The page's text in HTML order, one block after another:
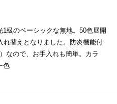
級のベーシックな無地。50色展開
れ替えとなりました。防炎機能付
なので、お手入れも簡単。カラ
色